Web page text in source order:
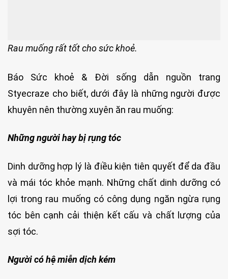
Rau muống rất tốt cho sức khoẻ.
Báo Sức khoẻ & Đời sống dẫn nguồn trang
Styecraze cho biết, dưới đây là những người được
khuyên nên thường xuyên ăn rau muống:
Những người hay bị rụng tóc
Dinh dưỡng hợp lý là điều kiện tiên quyết để da đầu
và mái tóc khỏe mạnh. Những chất dinh dưỡng có
lợi trong rau muống có công dụng ngăn ngừa rụng
tóc bên cạnh cải thiện kết cấu và chất lượng của
sợi tóc.
Người có hệ miễn dịch kém